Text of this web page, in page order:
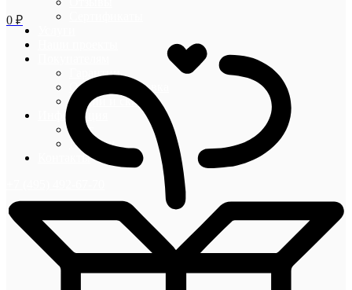
Гарантии
Оплата и доставка
Акции и скидки
Информация
Блог
Новости
Контакты
0 ₽